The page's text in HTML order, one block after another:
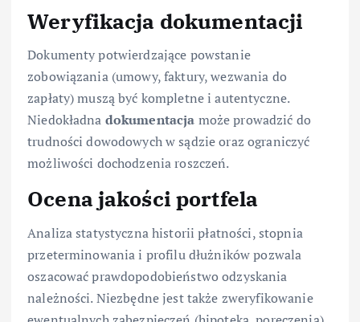
Weryfikacja dokumentacji
Dokumenty potwierdzające powstanie
zobowiązania (umowy, faktury, wezwania do
zapłaty) muszą być kompletne i autentyczne.
Niedokładna dokumentacja może prowadzić do
trudności dowodowych w sądzie oraz ograniczyć
możliwości dochodzenia roszczeń.
Ocena jakości portfela
Analiza statystyczna historii płatności, stopnia
przeterminowania i profilu dłużników pozwala
oszacować prawdopodobieństwo odzyskania
należności. Niezbędne jest także zweryfikowanie